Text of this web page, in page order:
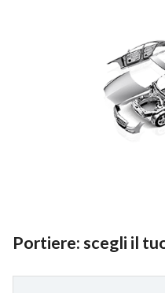
Portiere: scegli il